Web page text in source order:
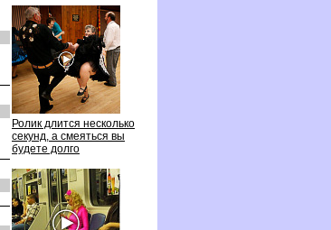
Ролик длится несколько
секунд, а смеяться вы
удете долго